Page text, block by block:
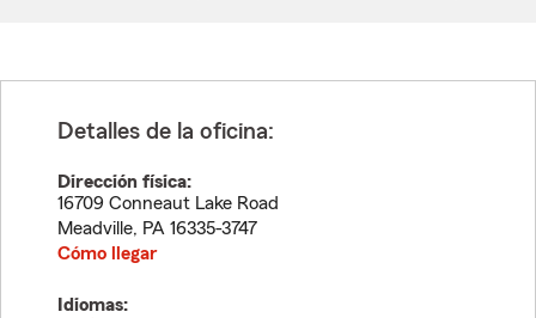
Detalles de la oficina:
Dirección física:
16709 Conneaut Lake Road
Meadville, PA 16335-3747
Cómo llegar
Idiomas: